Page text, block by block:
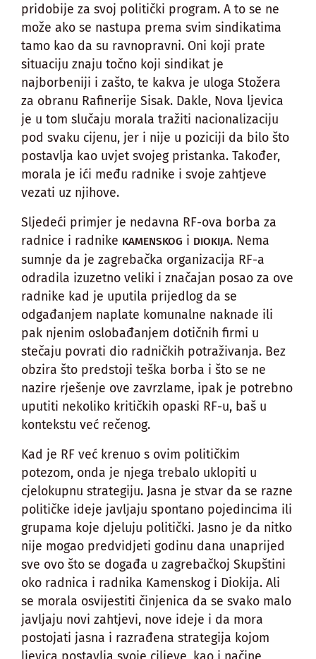
pridobije za svoj politički program. A to se ne
može ako se nastupa prema svim sindikatima
tamo kao da su ravnopravni. Oni koji prate
situaciju znaju točno koji sindikat je
najborbeniji i zašto, te kakva je uloga Stožera
za obranu Rafinerije Sisak. Dakle, Nova ljevica
je u tom slučaju morala tražiti nacionalizaciju
pod svaku cijenu, jer i nije u poziciji da bilo što
postavlja kao uvjet svojeg pristanka. Također,
morala je ići među radnike i svoje zahtjeve
vezati uz njihove.
Sljedeći primjer je nedavna RF-ova borba za
radnice i radnike KAMENSKOG i DIOKIJA. Nema
sumnje da je zagrebačka organizacija RF-a
odradila izuzetno veliki i značajan posao za ove
radnike kad je uputila prijedlog da se
odgađanjem naplate komunalne naknade ili
pak njenim oslobađanjem dotičnih firmi u
stečaju povrati dio radničkih potraživanja. Bez
obzira što predstoji teška borba i što se ne
nazire rješenje ove zavrzlame, ipak je potrebno
uputiti nekoliko kritičkih opaski RF-u, baš u
kontekstu već rečenog.
Kad je RF već krenuo s ovim političkim
potezom, onda je njega trebalo uklopiti u
cjelokupnu strategiju. Jasna je stvar da se razne
političke ideje javljaju spontano pojedincima ili
grupama koje djeluju politički. Jasno je da nitko
nije mogao predvidjeti godinu dana unaprijed
sve ovo što se događa u zagrebačkoj Skupštini
oko radnica i radnika Kamenskog i Diokija. Ali
se morala osvijestiti činjenica da se svako malo
javljaju novi zahtjevi, nove ideje i da mora
postojati jasna i razrađena strategija kojom